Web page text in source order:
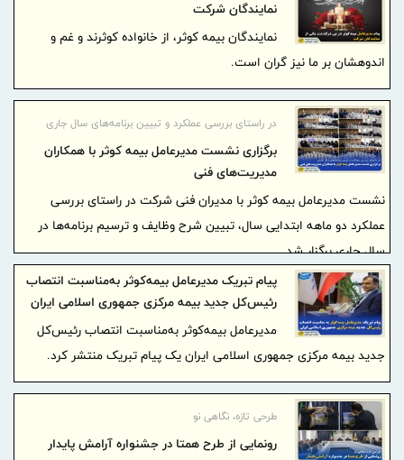
نمایندگان شرکت
نمایندگان بیمه کوثر، از خانواده کوثرند و غم و
اندوهشان بر ما نیز گران است.
در راستای بررسی عملکرد و تبیین برنامه‌های سال جاری
برگزاری نشست مدیرعامل بیمه کوثر با همکاران
مدیریت‌های فنی
نشست مدیرعامل بیمه کوثر با مدیران فنی شرکت در راستای بررسی
عملکرد دو ماهه ابتدایی سال، تبیین شرح وظایف و ترسیم برنامه‌ها در
سال جاری برگزار شد.
پیام تبریک مدیرعامل بیمه‌کوثر به‌مناسبت انتصاب
رئیس‌کل جدید بیمه‌ مرکزی جمهوری اسلامی ایران
مدیرعامل بیمه‌کوثر به‌مناسبت انتصاب رئیس‌کل
جدید بیمه‌ مرکزی جمهوری اسلامی ایران یک پیام تبریک منتشر کرد.
طرحی تازه، نگاهی نو
رونمایی از طرح همتا در جشنواره آرامش پایدار